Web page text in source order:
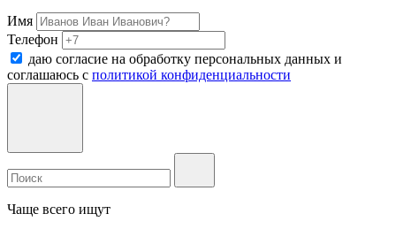
Имя
Телефон
даю согласие на обработку персональных данных и
соглашаюсь c политикой конфиденциальности
Чаще всего ищут